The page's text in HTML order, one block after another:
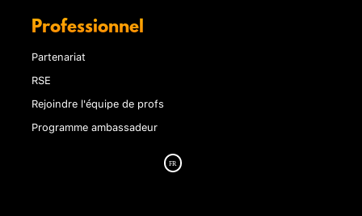
Professionnel
Partenariat
RSE
Rejoindre l'équipe de profs
Programme ambassadeur